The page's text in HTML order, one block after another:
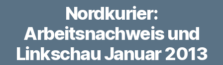
Nordkurier:
Arbeitsnachweis und
Linkschau Januar 2013